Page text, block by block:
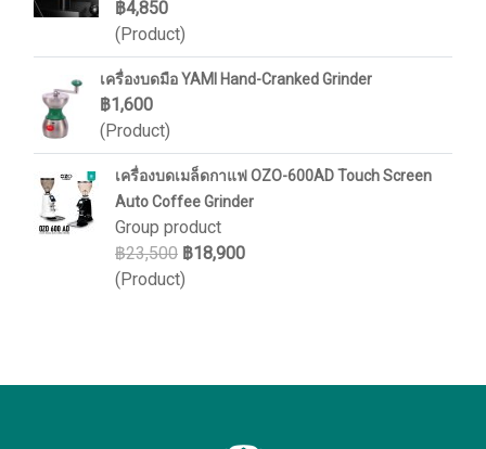
฿4,850
(Product)
เครื่องบดมือ YAMI Hand-Cranked Grinder
฿1,600
(Product)
เครื่องบดเมล็ดกาแฟ OZO-600AD Touch Screen
Auto Coffee Grinder
Group product
฿23,500 ฿18,900
(Product)